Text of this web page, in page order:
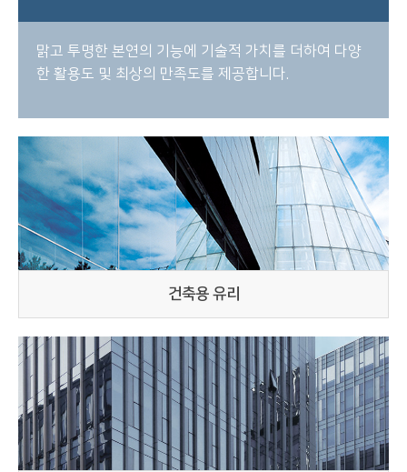
건축용 유리
맑고 투명한 본연의 기능에 기술적 가치를 더하여 다양
한 활용도 및 최상의 만족도를 제공합니다.